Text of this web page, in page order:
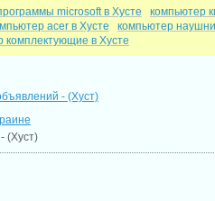
microsoft в Хусте
компьютер
acer в Хусте
компьютер
комплектующие в Хусте
- (Хуст)
(Хуст)